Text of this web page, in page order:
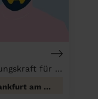
Reinigungskraft für deinen Haushalt
Frankfurt am Main